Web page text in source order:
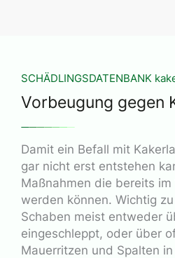
SCHÄDLINGSDATENBANK
Vorbeugung gegen
Damit ein Befall mit
gar nicht erst entstehen
Maßnahmen die bereits
werden können. Wichtig
Schaben meist entweder
eingeschleppt, oder über
Mauerritzen und Spalten